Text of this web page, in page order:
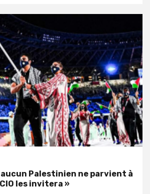
Palestinien ne parvient à
les invitera »